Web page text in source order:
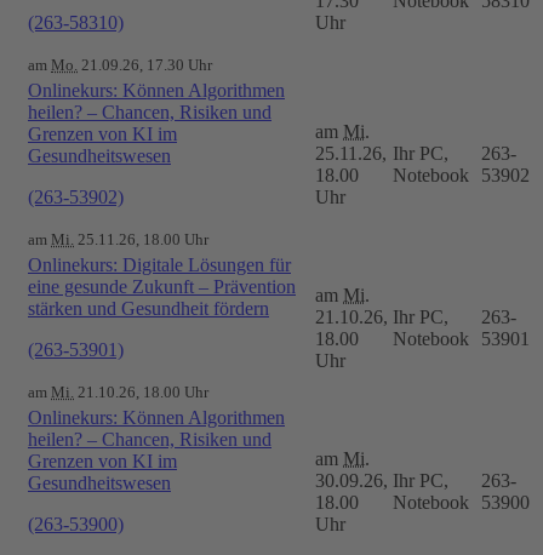
(263-58310)
am Mo. 21.09.26, 17.30 Uhr
Uhr
Onlinekurs: Können Algorithmen
heilen? – Chancen, Risiken und
Grenzen von KI im
Gesundheitswesen
(263-53902)
am Mi. 25.11.26, 18.00 Uhr
am Mi.
25.11.26,
18.00
Uhr
Ihr PC,
Notebook
263-
53902
Onlinekurs: Digitale Lösungen für
eine gesunde Zukunft – Prävention
stärken und Gesundheit fördern
(263-53901)
am Mi. 21.10.26, 18.00 Uhr
am Mi.
21.10.26,
18.00
Uhr
Ihr PC,
Notebook
263-
53901
Onlinekurs: Können Algorithmen
heilen? – Chancen, Risiken und
Grenzen von KI im
Gesundheitswesen
(263-53900)
am Mi.
30.09.26,
18.00
Uhr
Ihr PC,
Notebook
263-
53900